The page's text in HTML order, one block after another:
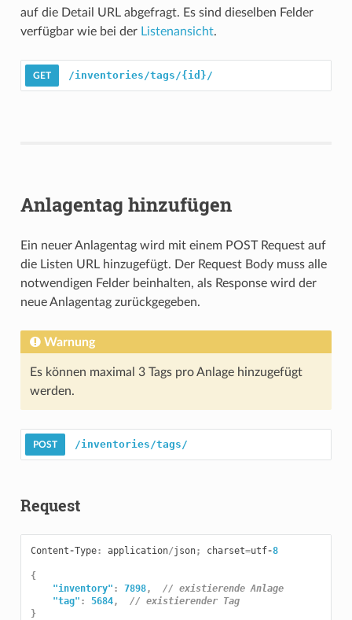
auf die Detail URL abgefragt. Es sind dieselben Felder
verfügbar wie bei der Listenansicht.
/inventories/tags/{id}/
Anlagentag hinzufügen
Ein neuer Anlagentag wird mit einem POST Request auf
die Listen URL hinzugefügt. Der Request Body muss alle
notwendigen Felder beinhalten, als Response wird der
neue Anlagentag zurückgegeben.
Warnung
Es können maximal 3 Tags pro Anlage hinzugefügt
werden.
/inventories/tags/
Request
Content-Type: application/json; charset=utf-8
{
"inventory" : 7898,
// existierende Anlage
"tag" : 5684,
// existierender Tag
}